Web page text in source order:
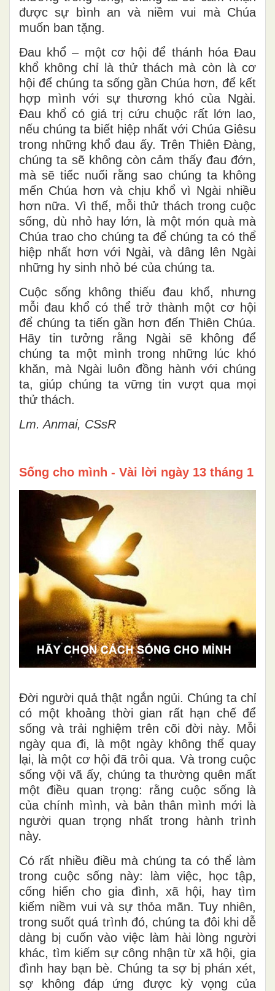
được sự bình an và niềm vui mà Chúa
muốn ban tặng.
Đau khổ – một cơ hội để thánh hóa Đau
khổ không chỉ là thử thách mà còn là cơ
hội để chúng ta sống gần Chúa hơn, để kết
hợp mình với sự thương khó của Ngài.
Đau khổ có giá trị cứu chuộc rất lớn lao,
nếu chúng ta biết hiệp nhất với Chúa Giêsu
trong những khổ đau ấy. Trên Thiên Đàng,
chúng ta sẽ không còn cảm thấy đau đớn,
mà sẽ tiếc nuối rằng sao chúng ta không
mến Chúa hơn và chịu khổ vì Ngài nhiều
hơn nữa. Vì thế, mỗi thử thách trong cuộc
sống, dù nhỏ hay lớn, là một món quà mà
Chúa trao cho chúng ta để chúng ta có thể
hiệp nhất hơn với Ngài, và dâng lên Ngài
những hy sinh nhỏ bé của chúng ta.
Cuộc sống không thiếu đau khổ, nhưng
mỗi đau khổ có thể trở thành một cơ hội
để chúng ta tiến gần hơn đến Thiên Chúa.
Hãy tin tưởng rằng Ngài sẽ không để
chúng ta một mình trong những lúc khó
khăn, mà Ngài luôn đồng hành với chúng
ta, giúp chúng ta vững tin vượt qua mọi
thử thách.
Lm. Anmai, CSsR
Sống cho mình - Vài lời ngày 13 tháng 1
Đời người quả thật ngắn ngủi. Chúng ta chỉ
có một khoảng thời gian rất hạn chế để
sống và trải nghiệm trên cõi đời này. Mỗi
ngày qua đi, là một ngày không thể quay
lại, là một cơ hội đã trôi qua. Và trong cuộc
sống vội vã ấy, chúng ta thường quên mất
một điều quan trọng: rằng cuộc sống là
của chính mình, và bản thân mình mới là
người quan trọng nhất trong hành trình
này.
Có rất nhiều điều mà chúng ta có thể làm
trong cuộc sống này: làm việc, học tập,
cống hiến cho gia đình, xã hội, hay tìm
kiếm niềm vui và sự thỏa mãn. Tuy nhiên,
trong suốt quá trình đó, chúng ta đôi khi dễ
dàng bị cuốn vào việc làm hài lòng người
khác, tìm kiếm sự công nhận từ xã hội, gia
đình hay bạn bè. Chúng ta sợ bị phán xét,
sợ không đáp ứng được kỳ vọng của